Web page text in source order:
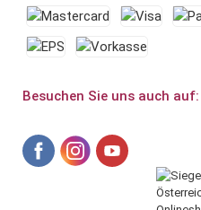
Besuchen Sie uns auch auf: